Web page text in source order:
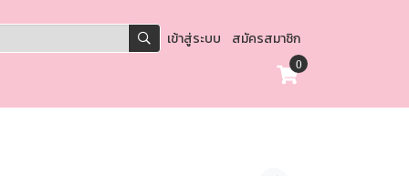
เข้าสู่ระบบ สมัครสมาชิก
0